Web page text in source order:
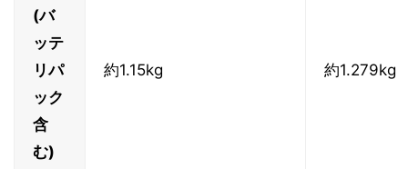
(バ
ッテ
リパ
ック
含
む)
約1.15kg 約1.279kg